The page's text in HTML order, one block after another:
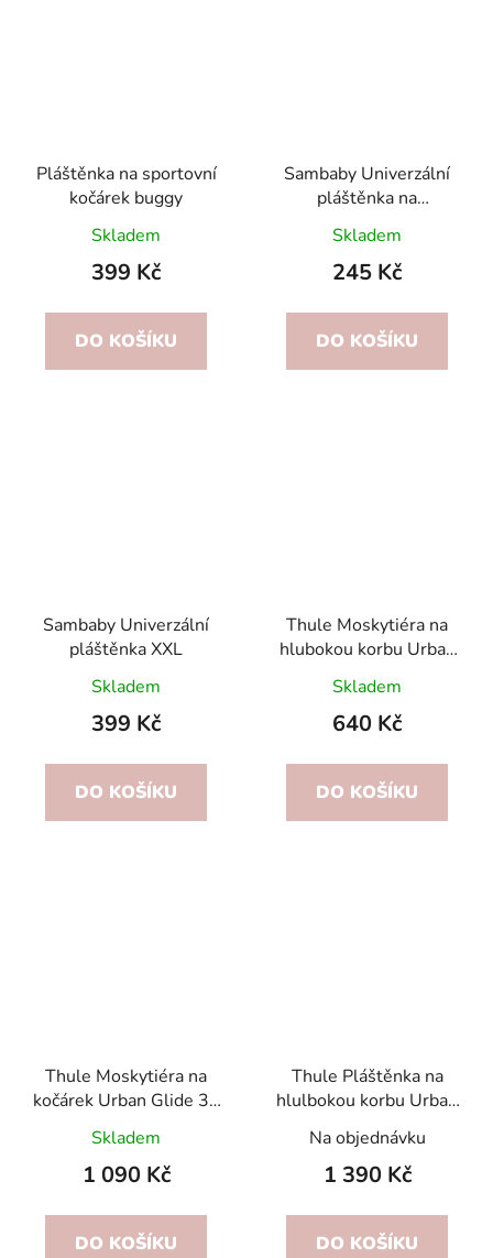
Pláštěnka na sportovní
kočárek buggy
Skladem
399 Kč
DO KOŠÍKU
Sambaby Univerzální
pláštěnka na
autosedačku
Skladem
245 Kč
DO KOŠÍKU
Sambaby Univerzální
pláštěnka XXL
Skladem
399 Kč
DO KOŠÍKU
Thule Moskytiéra na
hlubokou korbu Urban
Glide 3 / Glide 4
Skladem
640 Kč
DO KOŠÍKU
Thule Moskytiéra na
kočárek Urban Glide 3 /
Glide 4
Skladem
1 090 Kč
DO KOŠÍKU
Thule Pláštěnka na
hlulbokou korbu Urban
Glide 3 / Glide 4
Na objednávku
1 390 Kč
DO KOŠÍKU